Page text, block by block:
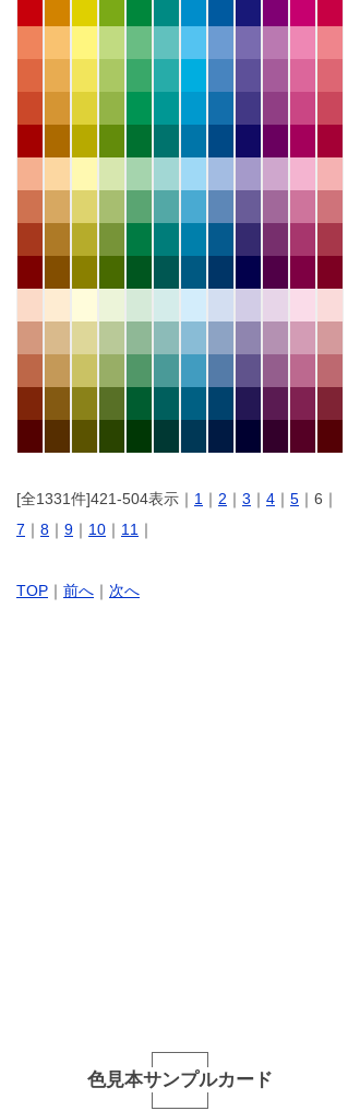
[全1331件]421-504表示｜ 1 ｜ 2 ｜ 3 ｜ 4 ｜ 5 ｜6｜
7 ｜ 8 ｜ 9 ｜ 10 ｜ 11 ｜
TOP ｜ 前へ ｜ 次へ
色見本サンプルカード